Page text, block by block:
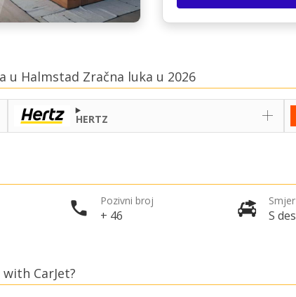
Halmstad Zračna luka u 2026
HERTZ
Pozivni broj
+ 46 S
CarJet?